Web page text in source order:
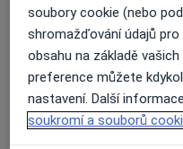
Fotografie a videa
soubory cookie (nebo
shromažďování údajů
obsahu na základě
preference můžete
nastavení. Další
soukromí a souborů